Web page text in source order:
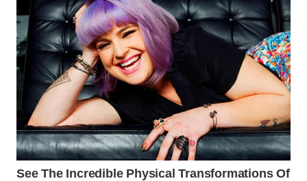
WN
LABUANBAJO
WN
BORNEO
Wahana
Media
Group
WAHANA